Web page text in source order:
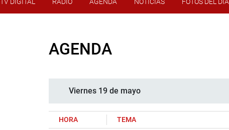
AGENDA
Viernes 19 de mayo
HORA TEMA